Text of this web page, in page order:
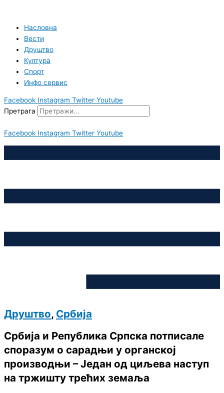
садржајНасловна
Вести
Друштво
Култура
Спорт
Инфо сервис
Facebook Instagram Twitter Youtube
Претрага
Facebook Instagram Twitter Youtube
Друштво, Србија
Србија и Република Српска потписале
споразум о сарадњи у органској
производњи – Један од циљева наступ
на тржишту трећих земаља